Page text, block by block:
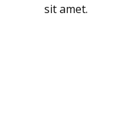
sit amet.